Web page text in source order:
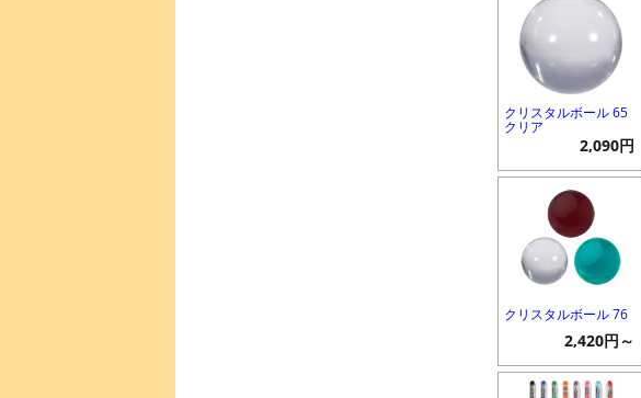
クリスタルボール 65
クリア
2,090円
クリスタルボール 76
2,420円～